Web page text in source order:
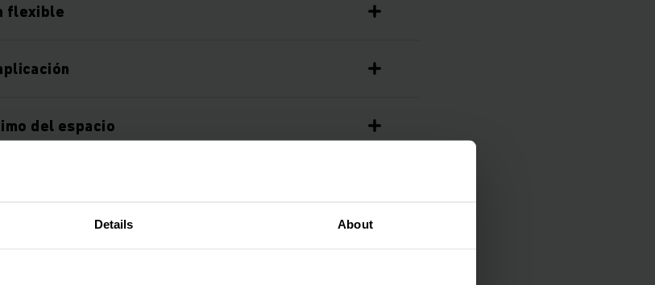
Details About
flexible
del espacio